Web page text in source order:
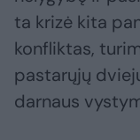
ta krizė kita
konfliktas,
pastarųjų
darnaus